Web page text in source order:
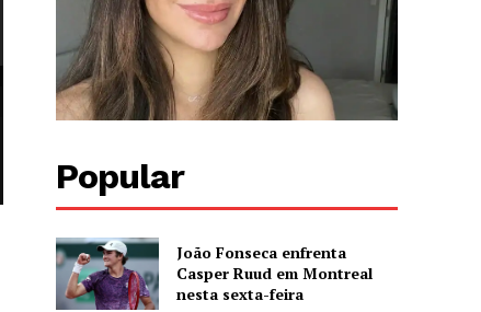
Após provocação do Flamengo, Andreas apaga fotos do ex-clube e
Após provocação do Flamengo, Andreas apaga fotos do ex-clube e
Instagram)
Popular
João Fonseca enfrenta
Casper Ruud em Montreal
nesta sexta-feira